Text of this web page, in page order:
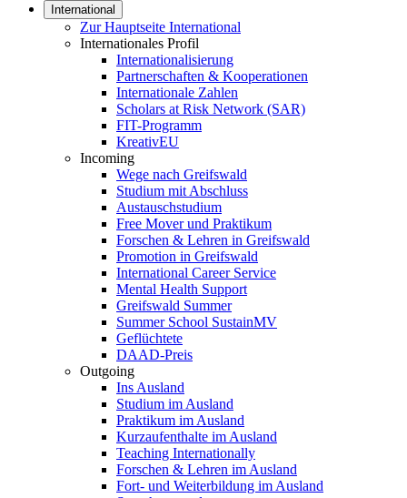
International
Zur Hauptseite International
Internationales Profil
Internationalisierung
Partnerschaften & Kooperationen
Internationale Zahlen
Scholars at Risk Network (SAR)
FIT-Programm
KreativEU
Incoming
Wege nach Greifswald
Studium mit Abschluss
Austauschstudium
Free Mover und Praktikum
Forschen & Lehren in Greifswald
Promotion in Greifswald
International Career Service
Mental Health Support
Greifswald Summer
Summer School SustainMV
Geflüchtete
DAAD-Preis
Outgoing
Ins Ausland
Studium im Ausland
Praktikum im Ausland
Kurzaufenthalte im Ausland
Teaching Internationally
Forschen & Lehren im Ausland
Fort- und Weiterbildung im Ausland